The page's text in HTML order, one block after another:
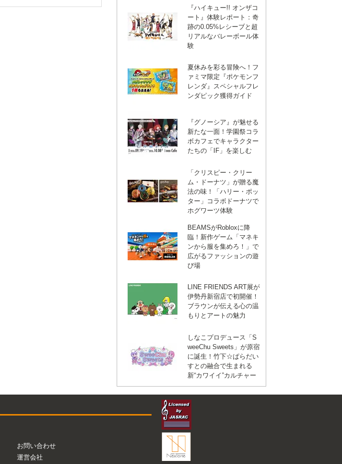
『ハイキュー!! オンザコ
ート』体験レポート：奇
跡の0.05%レシーブと超
リアルなバレーボール体
験
夏休みを彩る冒険へ！フ
ァミマ限定『ポケモンフ
レンダ』スペシャルフレ
ンダピック獲得ガイド
『グノーシア』が魅せる
新たな一面！学園祭コラ
ボカフェでキャラクター
たちの「IF」を楽しむ
「クリスピー・クリー
ム・ドーナツ」が贈る魔
法の味！「ハリー・ポッ
ター」コラボドーナツで
ホグワーツ体験
BEAMSがRobloxに降
臨！新作ゲーム「マネキ
ンから服を集めろ！」で
広がるファッションの遊
び場
LINE FRIENDS ART展が
伊勢丹新宿店で初開催！
ブラウンが伝える心の温
もりとアートの魅力
しなこプロデュース「S
weeChu Sweets」が原宿
に誕生！竹下☆ぱらだい
すとの融合で生まれる
新“カワイイ”カルチャー
お問い合わせ
運営会社